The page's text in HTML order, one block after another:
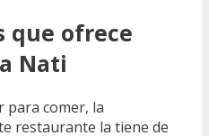
que ofrece
Nati
para comer, la
restaurante la tiene de